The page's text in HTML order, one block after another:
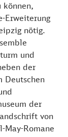
können,
Erweiterung
nötig.
und
der
Deutschen
der
von
Romane